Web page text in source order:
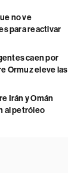
no ve
para reactivar
caen por
Ormuz eleve las
Irán y Omán
al petróleo